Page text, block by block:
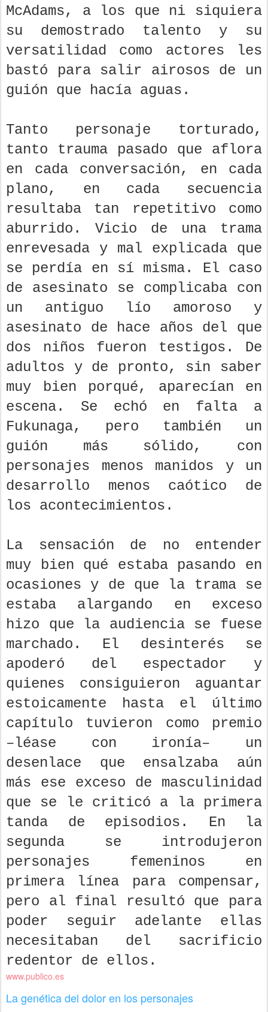
McAdams, a los que ni siquiera
su demostrado talento y su
versatilidad como actores les
bastó para salir airosos de un
guión que hacía aguas.
Tanto personaje torturado,
tanto trauma pasado que aflora
en cada conversación, en cada
plano, en cada secuencia
resultaba tan repetitivo como
aburrido. Vicio de una trama
enrevesada y mal explicada que
se perdía en sí misma. El caso
de asesinato se complicaba con
un antiguo lío amoroso y
asesinato de hace años del que
dos niños fueron testigos. De
adultos y de pronto, sin saber
muy bien porqué, aparecían en
escena. Se echó en falta a
Fukunaga, pero también un
guión más sólido, con
personajes menos manidos y un
desarrollo menos caótico de
los acontecimientos.
La sensación de no entender
muy bien qué estaba pasando en
ocasiones y de que la trama se
estaba alargando en exceso
hizo que la audiencia se fuese
marchado. El desinterés se
apoderó del espectador y
quienes consiguieron aguantar
estoicamente hasta el último
capítulo tuvieron como premio
–léase con ironía– un
desenlace que ensalzaba aún
más ese exceso de masculinidad
que se le criticó a la primera
tanda de episodios. En la
segunda se introdujeron
personajes femeninos en
primera línea para compensar,
pero al final resultó que para
poder seguir adelante ellas
necesitaban del sacrificio
redentor de ellos.
www.publico.es
La genética del dolor en los personajes